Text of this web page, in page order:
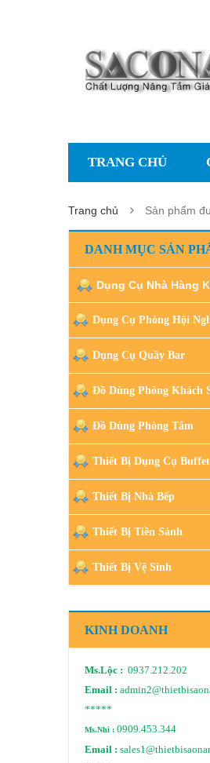
TRANG CHỦ
Trang chủ Sản phẩm
DANH MỤC SẢN
Dụng Cụ Nhà Hàng
Dụng Cụ Phòng Hội
Dụng Cụ Quầy Bar
Đồ Dùng Phòng Khách
Đồ Dùng Phòng Tắm
Thiết Bị Dụng Cụ Buffet
Thiết Bị Nhà Bếp
Thiết Bị Tiền Sảnh
Thiết Bị Vệ Sinh
KINH DOANH
Ms.Lộc : 0937.212.202
Email :
*****
Ms.Nhi : 0909.453.344
Email :